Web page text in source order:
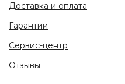
Доставка и оплата
Гарантии
Сервис-центр
Отзывы